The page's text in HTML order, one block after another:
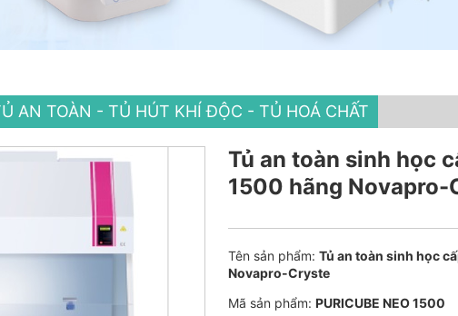
AN TOÀN - TỦ HÚT KHÍ ĐỘC - TỦ HOÁ CHẤT
Tủ an toàn sinh học
1500 hãng Novapro-
Tên sản phẩm: Tủ an toàn sinh học
Novapro-Cryste
Mã sản phẩm: PURICUBE NEO 1500